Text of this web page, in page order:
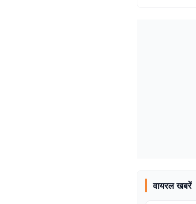
वायरल खबरें